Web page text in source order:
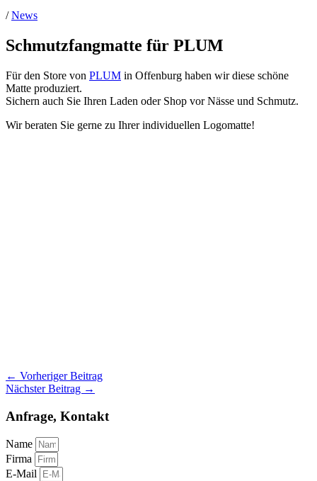
/News
Schmutzfangmatte für PLUM
Für den Store von PLUM in Offenburg haben wir diese schöne
Matte produziert.
Sichern auch Sie Ihren Laden oder Shop vor Nässe und Schmutz.
Wir beraten Sie gerne zu Ihrer individuellen Logomatte!
← Vorheriger Beitrag
Nächster Beitrag →
Anfrage, Kontakt
Name
Firma
E-Mail